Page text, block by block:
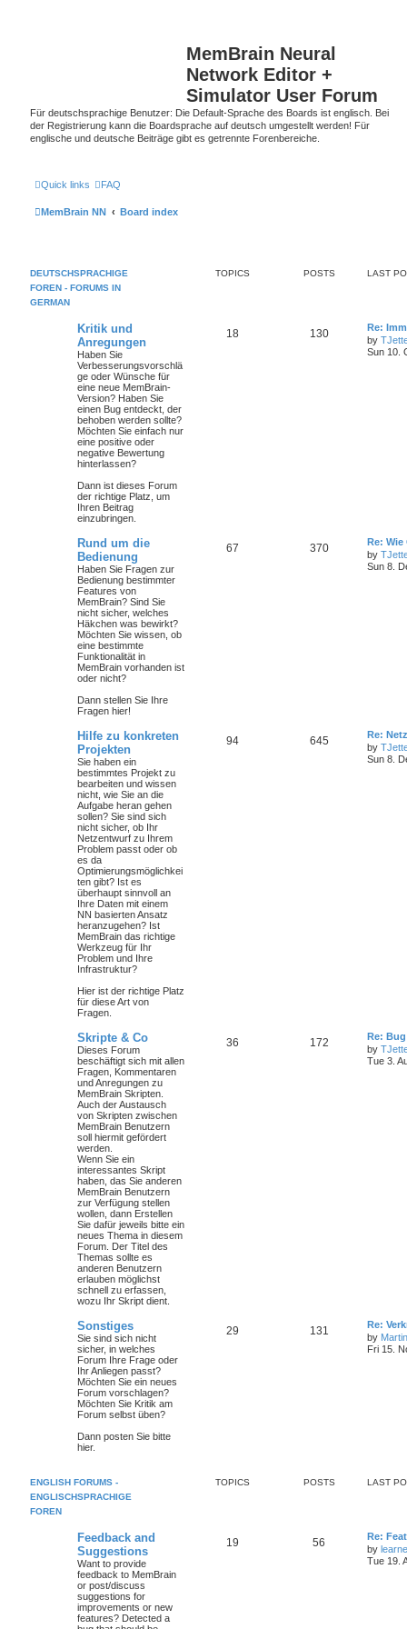
MemBrain Neural
Network Editor +
Simulator User Forum
Für deutschsprachige Benutzer: Die Default-Sprache des Boards ist englisch. Bei
der Registrierung kann die Boardsprache auf deutsch umgestellt werden! Für
englische und deutsche Beiträge gibt es getrennte Forenbereiche.
Quick links FAQ
MemBrain NN Board index
DEUTSCHSPRACHIGE
FOREN - FORUMS IN
GERMAN
TOPICS POSTS LAST
Kritik und
Anregungen
Haben Sie
Verbesserungsvorschlä
ge oder Wünsche für
eine neue MemBrain-
Version? Haben Sie
einen Bug entdeckt, der
behoben werden sollte?
Möchten Sie einfach nur
eine positive oder
negative Bewertung
hinterlassen?
Dann ist dieses Forum
der richtige Platz, um
Ihren Beitrag
einzubringen.
18 130
Re:
by
Sun 10.
Rund um die
Bedienung
Haben Sie Fragen zur
Bedienung bestimmter
Features von
MemBrain? Sind Sie
nicht sicher, welches
Häkchen was bewirkt?
Möchten Sie wissen, ob
eine bestimmte
Funktionalität in
MemBrain vorhanden ist
oder nicht?
Dann stellen Sie Ihre
Fragen hier!
67 370
Re:
by
Sun 8.
Hilfe zu konkreten
Projekten
Sie haben ein
bestimmtes Projekt zu
bearbeiten und wissen
nicht, wie Sie an die
Aufgabe heran gehen
sollen? Sie sind sich
nicht sicher, ob Ihr
Netzentwurf zu Ihrem
Problem passt oder ob
es da
Optimierungsmöglichkei
ten gibt? Ist es
überhaupt sinnvoll an
Ihre Daten mit einem
NN basierten Ansatz
heranzugehen? Ist
MemBrain das richtige
Werkzeug für Ihr
Problem und Ihre
Infrastruktur?
Hier ist der richtige Platz
für diese Art von
Fragen.
94 645
Re:
by
Sun 8.
Skripte & Co
Dieses Forum
beschäftigt sich mit allen
Fragen, Kommentaren
und Anregungen zu
MemBrain Skripten.
Auch der Austausch
von Skripten zwischen
MemBrain Benutzern
soll hiermit gefördert
werden.
Wenn Sie ein
interessantes Skript
haben, das Sie anderen
MemBrain Benutzern
zur Verfügung stellen
wollen, dann Erstellen
Sie dafür jeweils bitte ein
neues Thema in diesem
Forum. Der Titel des
Themas sollte es
anderen Benutzern
erlauben möglichst
schnell zu erfassen,
wozu Ihr Skript dient.
36 172
Re:
by
Tue 3.
Sonstiges
Sie sind sich nicht
sicher, in welches
Forum Ihre Frage oder
Ihr Anliegen passt?
Möchten Sie ein neues
Forum vorschlagen?
Möchten Sie Kritik am
Forum selbst üben?
Dann posten Sie bitte
hier.
29 131
Re:
by
Fri 15.
ENGLISH FORUMS -
ENGLISCHSPRACHIGE
FOREN
TOPICS POSTS LAST
Feedback and
Suggestions
Want to provide
feedback to MemBrain
or post/discuss
suggestions for
improvements or new
features? Detected a
19 56
Re:
by
Tue 19.